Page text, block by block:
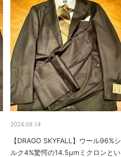
2024.09.14
【DRAGO SKYFALL】ウール96%シ
ルク4%驚愕の14.5μmミクロンとい